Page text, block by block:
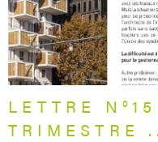
LETTRE
TRIMESTRE